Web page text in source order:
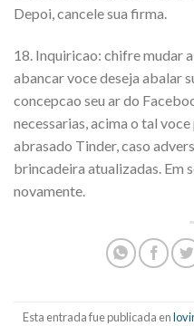
Depoi, cancele sua firma.
18. Inquiricao: chifre mudar
abancar voce deseja abalar
concepcao seu ar do
necessarias, acima o tal
abrasado Tinder, caso
brincadeira atualizadas. Em
novamente.
Esta entrada fue publicada en